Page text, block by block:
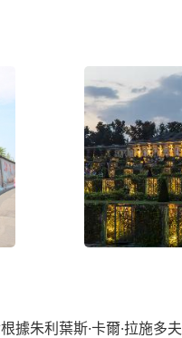
據朱利葉斯·卡爾·拉施多夫